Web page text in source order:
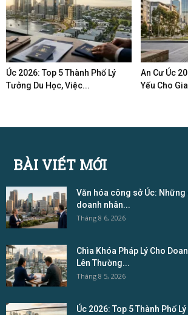
Úc 2026: Top 5 Thành Phố Lý
Tưởng Du Học, Việc...
An Cư Úc
Yếu Cho
BÀI VIẾT MỚI
Văn hóa công sở Úc:
doanh nhân...
Tháng 8 6, 2026
Chìa Khóa Pháp Lý Cho
Lên Thường...
Tháng 8 5, 2026
Úc 2026: Top 5 Thành Phố